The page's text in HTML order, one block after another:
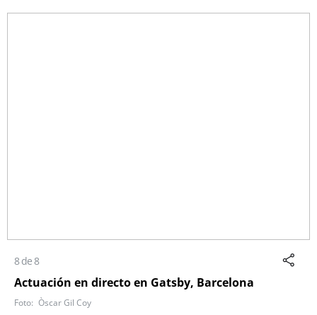
8 de 8
Actuación en directo en Gatsby, Barcelona
Òscar Gil Coy